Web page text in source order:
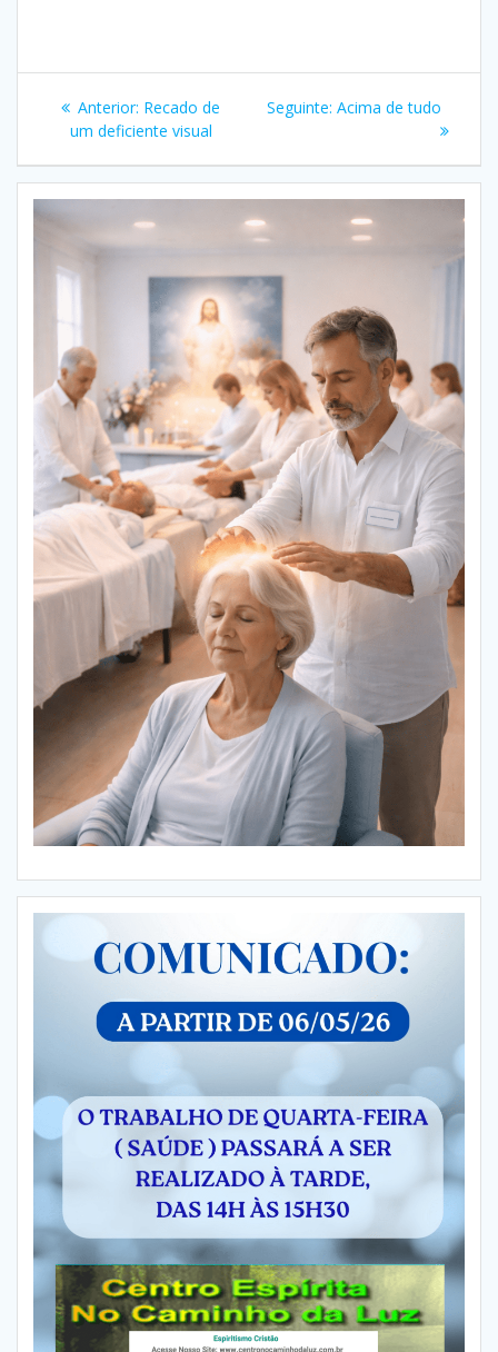
Navegação
Post
Anterior: Post
anterior:
Recado de
um deficiente visual
Seguinte: Post
Acima de tudo